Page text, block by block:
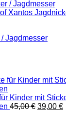
Jagdmesser
€.
Kinder mit
45,00€ 39,00 €